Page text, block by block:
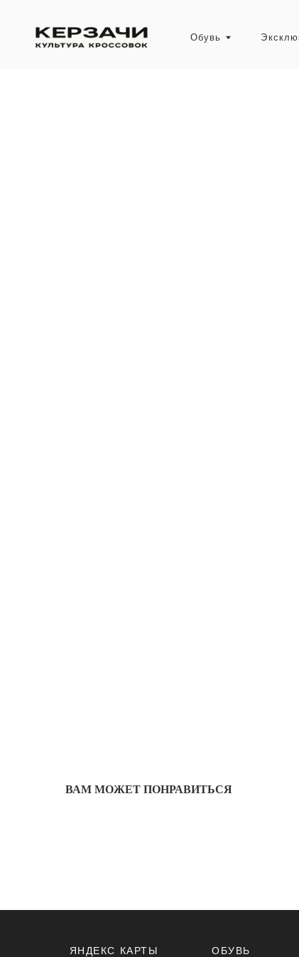
Эксклюзив
Обувь
ВАМ МОЖЕТ ПОНРАВИТЬСЯ
ЯНДЕКС КАРТЫ ОБУВЬ